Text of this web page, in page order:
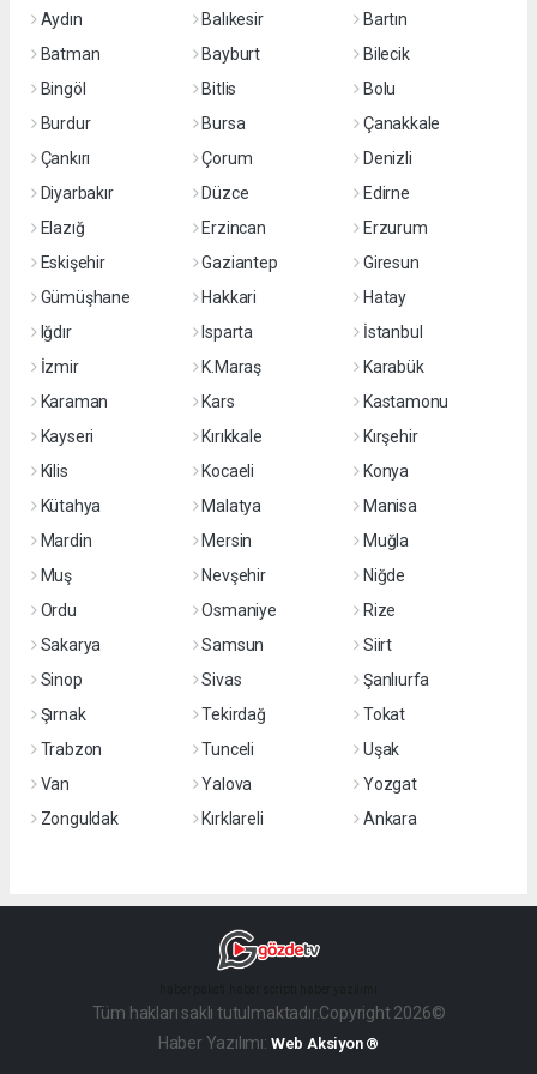
Aydın
Balıkesir
Bartın
Batman
Bayburt
Bilecik
Bingöl
Bitlis
Bolu
Burdur
Bursa
Çanakkale
Çankırı
Çorum
Denizli
Diyarbakır
Düzce
Edirne
Elazığ
Erzincan
Erzurum
Eskişehir
Gaziantep
Giresun
Gümüşhane
Hakkari
Hatay
Iğdır
Isparta
İstanbul
İzmir
K.Maraş
Karabük
Karaman
Kars
Kastamonu
Kayseri
Kırıkkale
Kırşehir
Kilis
Kocaeli
Konya
Kütahya
Malatya
Manisa
Mardin
Mersin
Muğla
Muş
Nevşehir
Niğde
Ordu
Osmaniye
Rize
Sakarya
Samsun
Siirt
Sinop
Sivas
Şanlıurfa
Şırnak
Tekirdağ
Tokat
Trabzon
Tunceli
Uşak
Van
Yalova
Yozgat
Zonguldak
Kırklareli Ankara
Tüm hakları saklı tutulmaktadır.Copyright 2026©
Haber Yazılımı: Web Aksiyon ®